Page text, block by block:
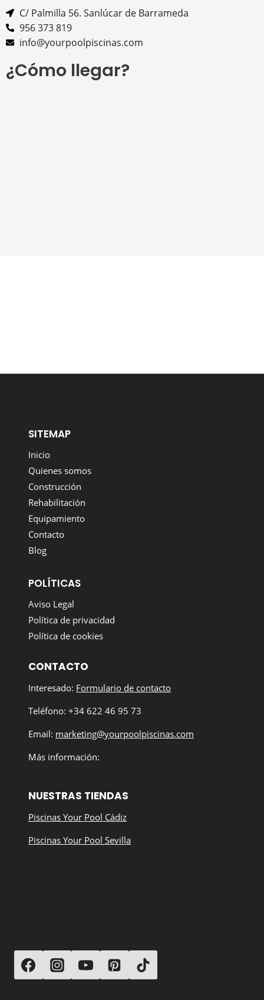
C/ Palmilla 56. Sanlúcar de Barrameda
956 373 819
info@yourpoolpiscinas.com
¿Cómo llegar?
SITEMAP
Inicio
Quienes somos
Construcción
Rehabilitación
Equipamiento
Contacto
Blog
POLÍTICAS
Aviso Legal
Política de privacidad
Política de cookies
CONTACTO
Interesado: Formulario de contacto
Teléfono: +34 622 46 95 73
Email: marketing@yourpoolpiscinas.com
Más información:
NUESTRAS TIENDAS
Piscinas Your Pool Cádiz
Piscinas Your Pool Sevilla